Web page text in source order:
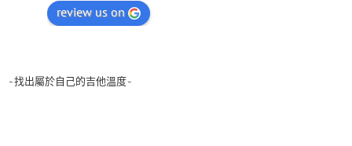
review us on
-找出屬於自己的吉他溫度-